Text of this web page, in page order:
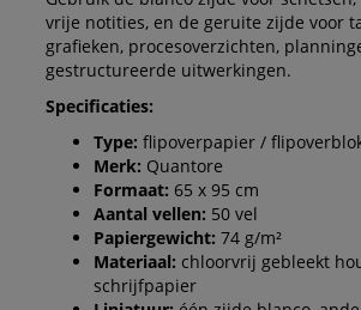
vrije notities, en de geruite zijde voor
grafieken, procesoverzichten,
gestructureerde uitwerkingen.
Specificaties:
Type: flipoverpapier /
Merk: Quantore
Formaat: 65 x 95 cm
Aantal vellen: 50 vel
Papiergewicht: 74 g/m²
Materiaal: chloorvrij gebleekt
schrijfpapier